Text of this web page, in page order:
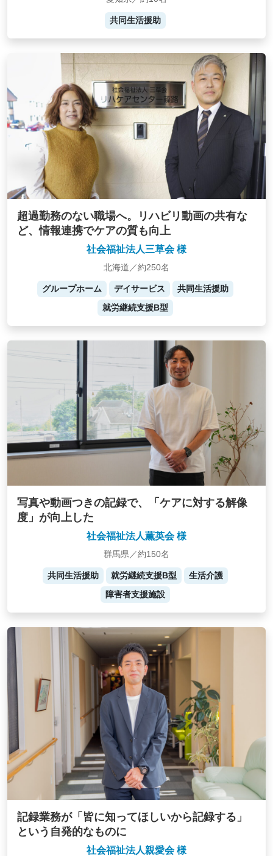
共同生活援助
超過勤務のない職場へ。リハビリ動画の共有な
ど、情報連携でケアの質も向上
社会福祉法人三草会 様
北海道／約250名
グループホーム デイサービス
共同生活援助
就労継続支援B型
写真や動画つきの記録で、「ケアに対する解像
度」が向上した
社会福祉法人薫英会 様
群馬県／約150名
共同生活援助 就労継続支援B型
生活介護
障害者支援施設
記録業務が「皆に知ってほしいから記録する」
という自発的なものに
社会福祉法人親愛会 様